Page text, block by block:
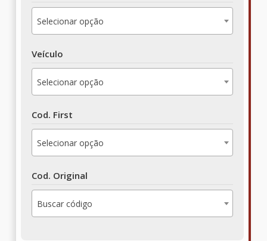
Selecionar opção
Veículo
Selecionar opção
Cod. First
Selecionar opção
Cod. Original
Buscar código